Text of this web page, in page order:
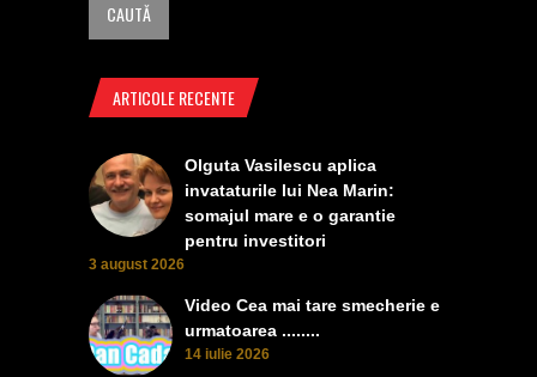
ARTICOLE RECENTE
Olguta Vasilescu aplica
invataturile lui Nea Marin:
somajul mare e o garantie
pentru investitori
3 august 2026
Video Cea mai tare smecherie e
urmatoarea ........
14 iulie 2026